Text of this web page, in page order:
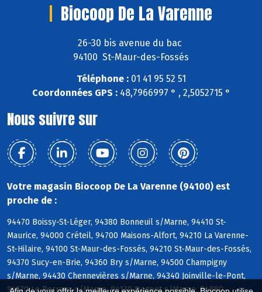
Biocoop De La Varenne
26-30 bis avenue du bac
94100 St-Maur-des-Fossés
Téléphone :01 41 95 52 51
Coordonnées GPS :48,7966997 ° , 2,5052715 °
Nous suivre sur
Votre magasin Biocoop De La Varenne (94100) est
proche de :
94470 Boissy-St-Léger, 94380 Bonneuil s/Marne, 94410 St-
Maurice, 94000 Créteil, 94700 Maisons-Alfort, 94210 La Varenne-
St-Hilaire, 94100 St-Maur-des-Fossés, 94210 St-Maur-des-Fossés,
94370 Sucy-en-Brie, 94360 Bry s/Marne, 94500 Champigny
s/Marne, 94430 Chennevières s/Marne, 94340 Joinville-le-Pont,
94170 Le Perreux s/Marne, 94130 Nogent s/Marne, 94880